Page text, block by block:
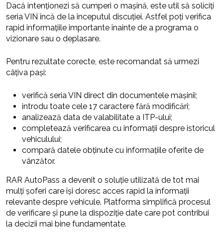
Dacă intenționezi să cumperi o mașină, este util să soliciți
seria VIN încă de la începutul discuției. Astfel poți verifica
rapid informațiile importante înainte de a programa o
vizionare sau o deplasare.
Pentru rezultate corecte, este recomandat să urmezi
câțiva pași:
verifică seria VIN direct din documentele mașinii;
introdu toate cele 17 caractere fără modificări;
analizează data de valabilitate a ITP-ului;
completează verificarea cu informații despre istoricul
vehiculului;
compară datele obținute cu informațiile oferite de
vânzător.
RAR AutoPass a devenit o soluție utilizată de tot mai
mulți șoferi care își doresc acces rapid la informații
relevante despre vehicule. Platforma simplifică procesul
de verificare și pune la dispoziție date care pot contribui
la decizii mai bine fundamentate.